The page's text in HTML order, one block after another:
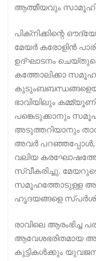
ആത്മീയവും
പിക്‌നിക്കിന്റെ
മേയർ കരോളിൻ
ഉദ്ഘാടനം
കത്തോലിക്കാ
ഭാവിയിലും
പങ്കെടുക്കാനും
അടുത്തറിയാനും
അവർ
വലിയ
സ്വീകരിച്ചു.
സമൂഹത്തോടുള്ള
ഹൃദയങ്ങളെ
രാവിലെ ആരംഭിച്ച
ആവേശഭരിതമായ
കുട്ടികൾക്കും